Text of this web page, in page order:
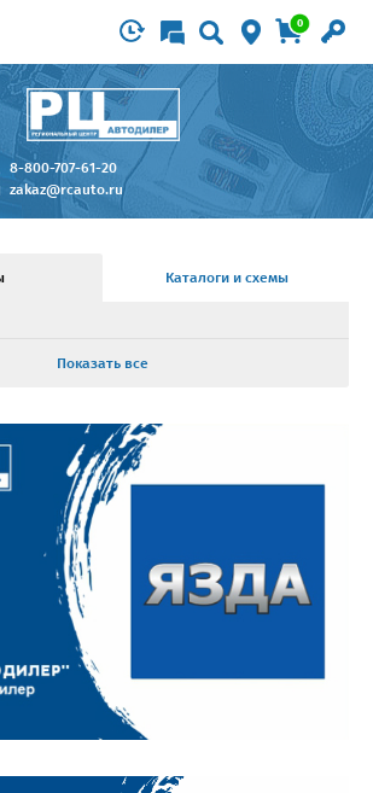
0
8-800-707-61-20
zakaz@rcauto.ru
Каталоги и схемы
Показать все